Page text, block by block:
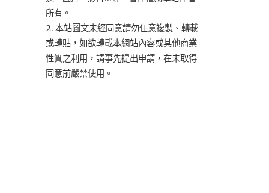
所有。
2. 本站圖文未經同意請勿任意複製、轉載
或轉貼，如欲轉載本網站內容或其他商業
性質之利用，請事先提出申請，在未取得
同意前嚴禁使用。